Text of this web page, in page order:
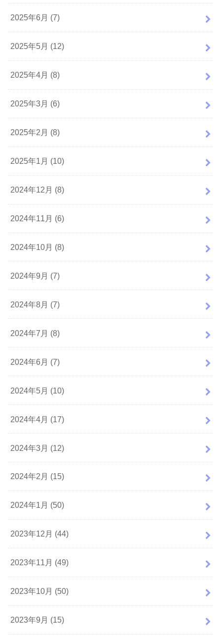
2025年6月 (7)
2025年5月 (12)
2025年4月 (8)
2025年3月 (6)
2025年2月 (8)
2025年1月 (10)
2024年12月 (8)
2024年11月 (6)
2024年10月 (8)
2024年9月 (7)
2024年8月 (7)
2024年7月 (8)
2024年6月 (7)
2024年5月 (10)
2024年4月 (17)
2024年3月 (12)
2024年2月 (15)
2024年1月 (50)
2023年12月 (44)
2023年11月 (49)
2023年10月 (50)
2023年9月 (15)